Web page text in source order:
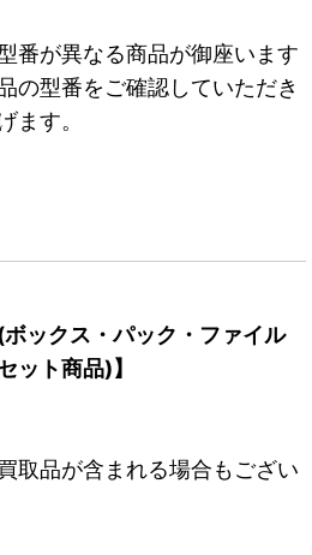
番が異なる商品が御座います
の型番をご確認していただき
ます。
ボックス・パック・ファイル
ット商品)】
取品が含まれる場合もござい